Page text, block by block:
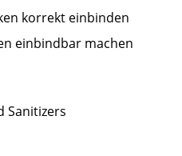
korrekt einbinden
einbindbar machen
Sanitizers